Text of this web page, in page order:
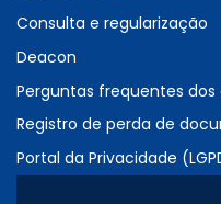
Consulta e regularização
Deacon
Perguntas frequentes
Registro de perda de
Portal da Privacidade